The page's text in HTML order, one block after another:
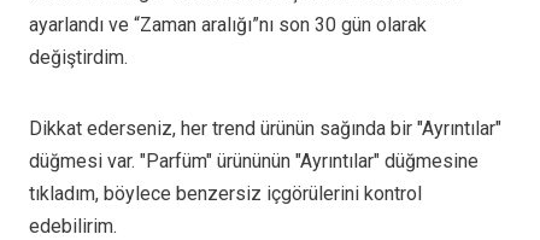
ayarlandı ve “Zaman aralığı”nı son 30 gün olarak
değiştirdim.
Dikkat ederseniz, her trend ürünün sağında bir "Ayrıntılar"
düğmesi var. "Parfüm" ürününün "Ayrıntılar" düğmesine
tıkladım, böylece benzersiz içgörülerini kontrol
edebilirim.